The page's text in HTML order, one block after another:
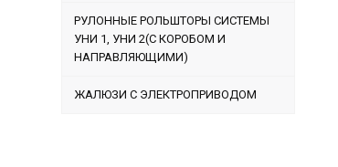
РУЛОННЫЕ РОЛЬШТОРЫ СИСТЕМЫ
УНИ 1, УНИ 2(С КОРОБОМ И
НАПРАВЛЯЮЩИМИ)
ЖАЛЮЗИ С ЭЛЕКТРОПРИВОДОМ